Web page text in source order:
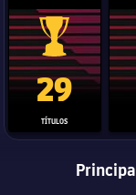
Trofeo de La
29
TÍTULOS